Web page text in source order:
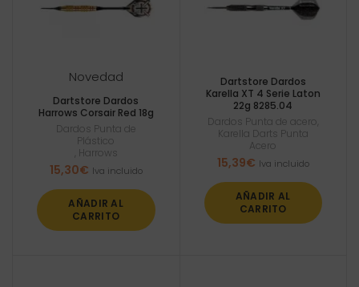
Novedad
Dartstore Dardos
Harrows Corsair Red 18g
Dardos Punta de
Plástico
Harrows
15,30€ Iva incluido
AÑADIR AL
CARRITO
Dartstore Dardos
Karella XT 4 Serie Laton
22g 8285.04
Dardos Punta de acero
Karella Darts Punta
Acero
15,39€ Iva incluido
AÑADIR AL
CARRITO